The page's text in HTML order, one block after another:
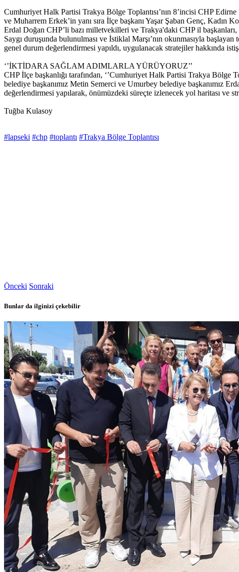
Cumhuriyet Halk Partisi Trakya Bölge Toplantısı’nın 8’incisi CHP
ve Muharrem Erkek’in yanı sıra İlçe başkanı Yaşar Şaban Genç, Kadın
Erdal Doğan CHP’li bazı milletvekilleri ve Trakya'daki CHP il başkanları,
Saygı duruşunda bulunulması ve İstiklal Marşı’nın okunmasıyla
genel durum değerlendirmesi yapıldı, uygulanacak stratejiler hakkında
‘’İKTİDARA SAĞLAM ADIMLARLA YÜRÜYORUZ’’
CHP İlçe başkanlığı tarafından, ‘’Cumhuriyet Halk Partisi Trakya Bölge
belediye başkanımız Metin Semerci ve Umurbey belediye başkanımız
değerlendirmesi yapılarak, önümüzdeki süreçte izlenecek yol haritası ve
Tuğba Kulasoy
#lapseki #chp #toplantı #Trakya Bölge Toplantısı
Önceki Sonraki
Bunlar da ilginizi çekebilir